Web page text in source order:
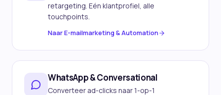
retargeting. Eén klantprofiel, alle
touchpoints.
NaarE-mailmarketing & Automation
WhatsApp & Conversational
Converteer ad-clicks naar 1-op-1